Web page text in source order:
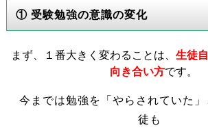
① 受験勉強の意識の変化
まず、１番大きく変わることは、 生徒
向き合い方です。
今までは勉強を「やらされていた
徒も